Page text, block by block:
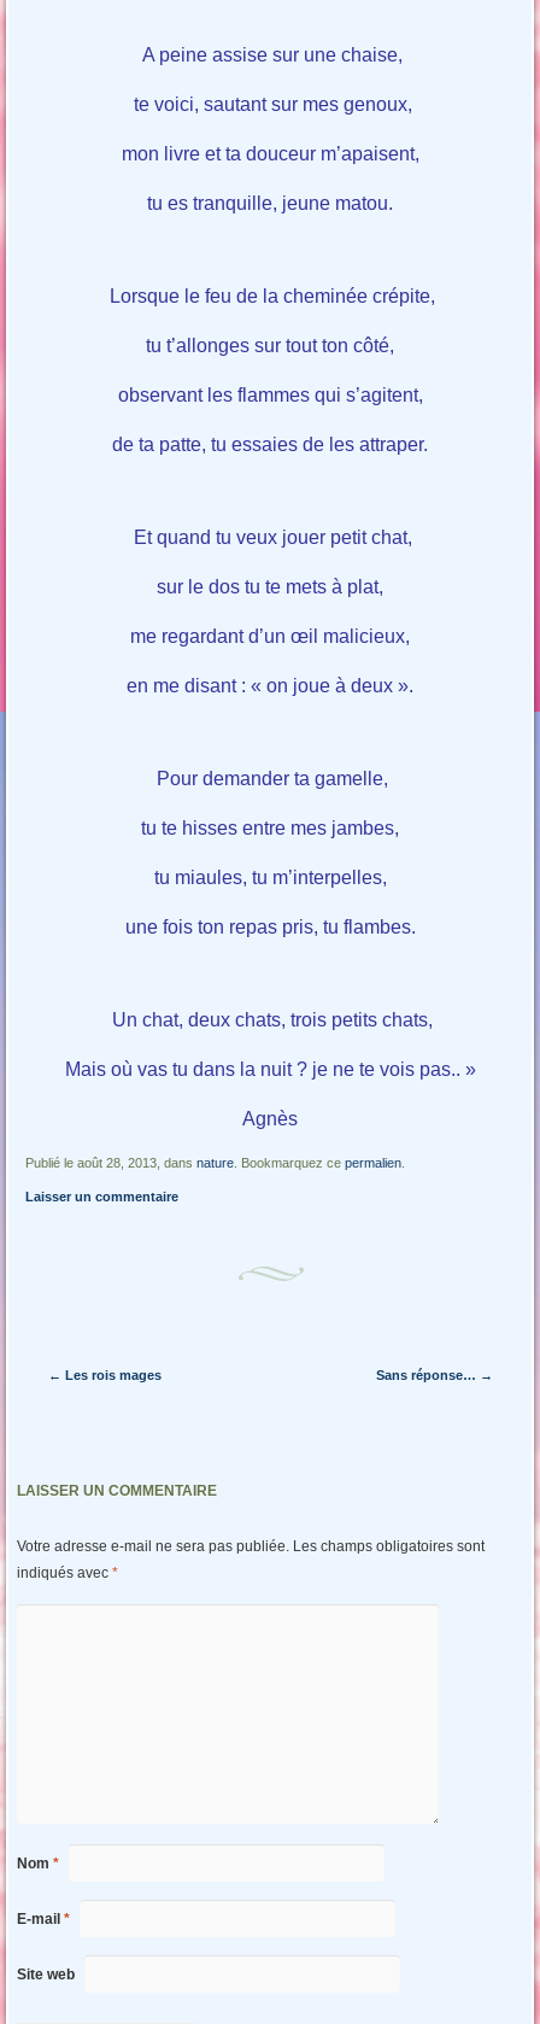
A peine assise sur une chaise,
te voici, sautant sur mes genoux,
mon livre et ta douceur m’apaisent,
tu es tranquille, jeune matou.
Lorsque le feu de la cheminée crépite,
tu t’allonges sur tout ton côté,
observant les flammes qui s’agitent,
de ta patte, tu essaies de les attraper.
Et quand tu veux jouer petit chat,
sur le dos tu te mets à plat,
me regardant d’un œil malicieux,
en me disant : « on joue à deux ».
Pour demander ta gamelle,
tu te hisses entre mes jambes,
tu miaules, tu m’interpelles,
une fois ton repas pris, tu flambes.
Un chat, deux chats, trois petits chats,
Mais où vas tu dans la nuit ? je ne te vois pas.. »
Agnès
Publié le août 28, 2013, dansnature . Bookmarquez cepermalien
Laisser un commentaire
Navigation des articles
← Les rois mages Sans réponse… →
LAISSER UN COMMENTAIRE
Votre adresse e-mail ne sera pas publiée. Les champs obligatoires sont
indiqués avec *
Nom *
E-mail *
Site web